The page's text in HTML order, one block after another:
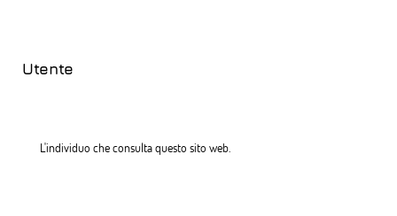
Utente
L'individuo che consulta questo sito web.